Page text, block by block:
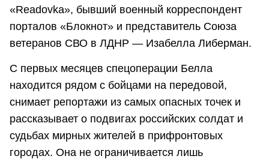
«Readovka», бывший военный корреспондент
порталов «Блокнот» и представитель Союза
ветеранов СВО в ЛДНР — Изабелла Либерман.
С первых месяцев спецоперации Белла
находится рядом с бойцами на передовой,
снимает репортажи из самых опасных точек и
рассказывает о подвигах российских солдат и
судьбах мирных жителей в прифронтовых
городах. Она не ограничивается лишь